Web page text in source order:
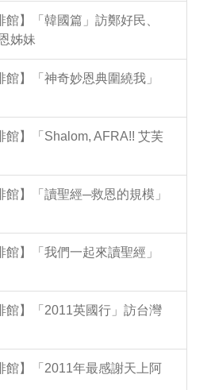
】「韓國篇」訪鄭好民、
姊妹
】「神奇妙恩典圍繞我」
館】「Shalom, AFRA!! 艾芙
】「讀聖經─救恩的規模」
】「我們一起來讀聖經」
館】「2011英國行」訪台灣
館】「2011年最感謝天上阿